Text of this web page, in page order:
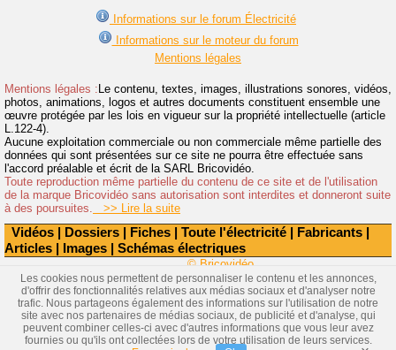
Vidéos | Dossiers | Fiches | Toute l'électricité | Fabricants |
Articles | Images | Schémas électriques
Informations sur le forum Électricité
Informations sur le moteur du forum
Mentions légales
Mentions légales : Le contenu, textes, images, illustrations sonores, vidéos,
photos, animations, logos et autres documents constituent ensemble une
œuvre protégée par les lois en vigueur sur la propriété intellectuelle (article
L.122-4).
Aucune exploitation commerciale ou non commerciale même partielle des
données qui sont présentées sur ce site ne pourra être effectuée sans
l'accord préalable et écrit de la SARL Bricovidéo.
Toute reproduction même partielle du contenu de ce site et de l'utilisation
de la marque Bricovidéo sans autorisation sont interdites et donneront suite
à des poursuites. >> Lire la suite
© Bricovidéo
Les cookies nous permettent de personnaliser le contenu et les annonces,
d'offrir des fonctionnalités relatives aux médias sociaux et d'analyser notre
trafic. Nous partageons également des informations sur l'utilisation de notre
site avec nos partenaires de médias sociaux, de publicité et d'analyse, qui
peuvent combiner celles-ci avec d'autres informations que vous leur avez
fournies ou qu'ils ont collectées lors de votre utilisation de leurs services.